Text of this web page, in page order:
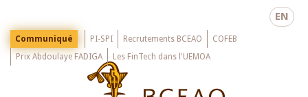
main
content
EN
Menu
Top
Communiqué PI-SPI Recrutements BCEAO
COFEB
Prix Abdoulaye FADIGA
Les FinTech dans l'UEMOA